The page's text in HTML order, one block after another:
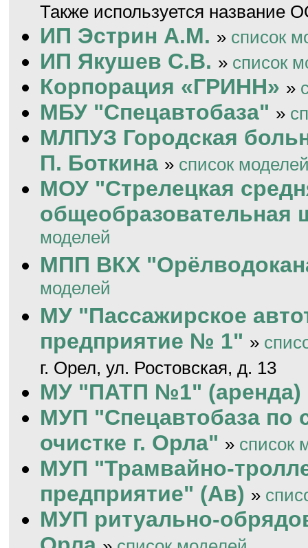
Также используется название
ИП Эстрин А.М. » список
ИП Якушев С.В. » список
Корпорация «ГРИНН» »
МБУ "Спецавтобаза" »
МЛПУЗ Городская
П. Боткина » список
МОУ "Стрелецкая
общеобразовательная
моделей
МПП ВКХ
моделей
МУ "Пассажирское
предприятие № 1" »
г. Орел, ул. Ростовская, д. 13
МУ "ПАТП №1" (аренда)
МУП "Спецавтобаза по
очистке г. Орла" » список
МУП "Трамвайно-
предприятие" (Ав) »
МУП ритуально-